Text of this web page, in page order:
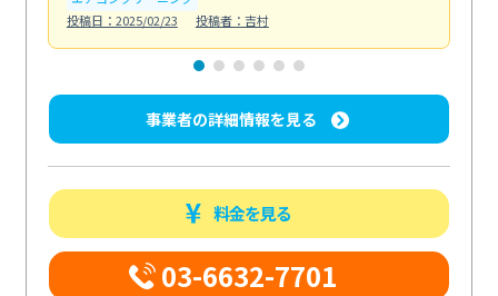
投稿日：2025/02/23
投稿者：吉村
事業者の詳細情報を見る
料金を見る
03-6632-7701